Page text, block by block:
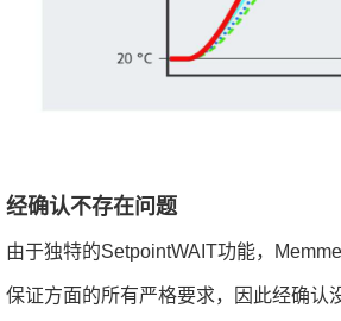
经确认不存在问题
由于独特的SetpointWAIT功能，
保证方面的所有严格要求，因此经确认